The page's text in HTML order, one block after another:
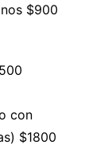
$900
con
$1800